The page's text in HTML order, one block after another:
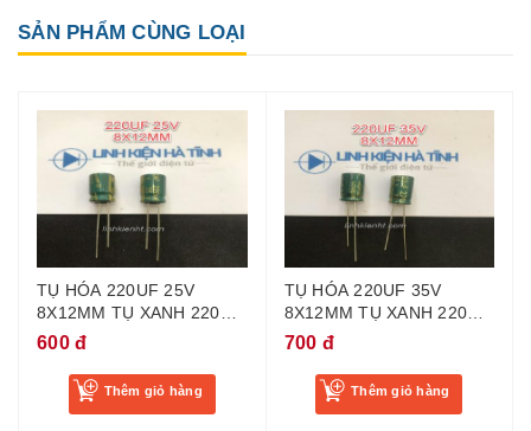
SẢN PHẨM CÙNG LOẠI
TỤ HÓA 220UF 25V
8X12MM TỤ XANH 220UF
25V - BG4
600 đ
Thêm giỏ hàng
TỤ HÓA 220UF 35V
8X12MM TỤ XANH 220UF
35V - BH05
700 đ
Thêm giỏ hàng